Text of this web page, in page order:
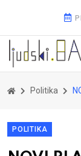
Politika
POLITIKA